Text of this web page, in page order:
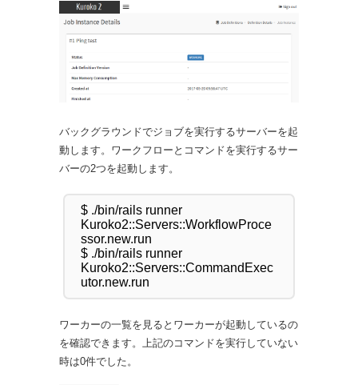
バックグラウンドでジョブを実行するサーバーを起
動します。ワークフローとコマンドを実行するサー
バーの2つを起動します。
$ ./bin/rails runner
Kuroko2::Servers::WorkflowProce
ssor.new.run
$ ./bin/rails runner
Kuroko2::Servers::CommandExec
ワーカーの一覧を見るとワーカーが起動しているの
を確認できます。上記のコマンドを実行していない
時は0件でした。